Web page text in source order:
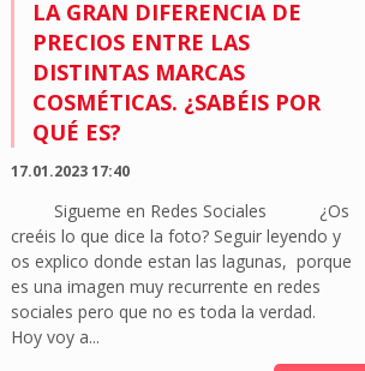
LA GRAN DIFERENCIA DE
PRECIOS ENTRE LAS
DISTINTAS MARCAS
COSMÉTICAS. ¿SABÉIS POR
QUÉ ES?
17.01.2023 17:40
Sigueme en Redes Sociales ¿Os
creéis lo que dice la foto? Seguir leyendo y
os explico donde estan las lagunas, porque
es una imagen muy recurrente en redes
sociales pero que no es toda la verdad.
Hoy voy a...